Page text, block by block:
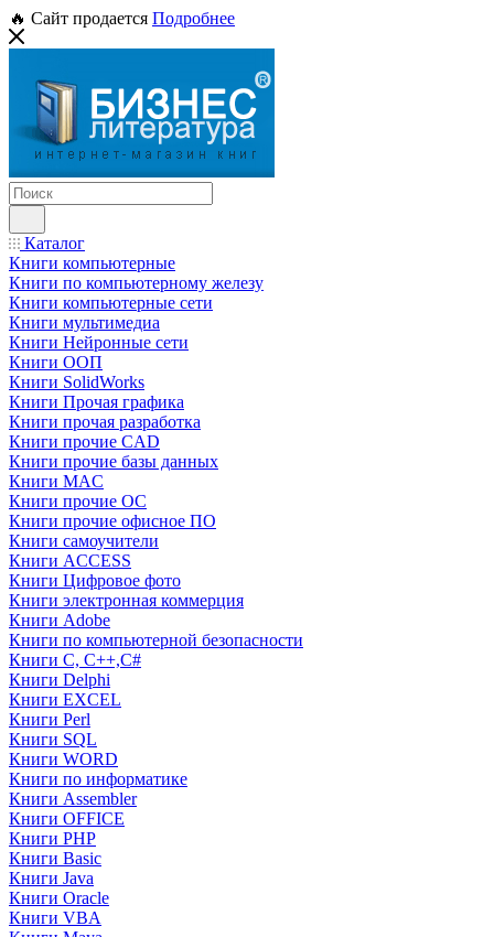
🔥 Сайт продается Подробнее
Каталог
Книги компьютерные
Книги по компьютерному железу
Книги компьютерные сети
Книги мультимедиа
Книги Нейронные сети
Книги ООП
Книги SolidWorks
Книги Прочая графика
Книги прочая разработка
Книги прочие CAD
Книги прочие базы данных
Книги MAC
Книги прочие ОС
Книги прочие офисное ПО
Книги самоучители
Книги ACCESS
Книги Цифровое фото
Книги электронная коммерция
Книги Adobe
Книги по компьютерной безопасности
Книги C, C++,С#
Книги Delphi
Книги EXCEL
Книги Perl
Книги SQL
Книги WORD
Книги по информатике
Книги Assembler
Книги OFFICE
Книги PHP
Книги Basic
Книги Java
Книги Oracle
Книги VBA